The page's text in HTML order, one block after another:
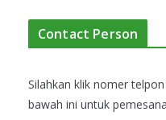
Contact Person
Silahkan klik nomer
bawah ini untuk